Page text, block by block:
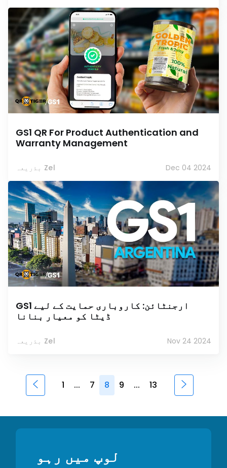
GS1 QR For Product Authentication and
Warranty Management
بذریعہ Zel Dec 04 2024
GS1 ارجنٹائن: کاروباری حمایت کے لیے
ڈیٹا کو معیار بنانا
بذریعہ Zel Nov 24 2024
1 ... 7 8 9 ... 13
لوپ میں رہو